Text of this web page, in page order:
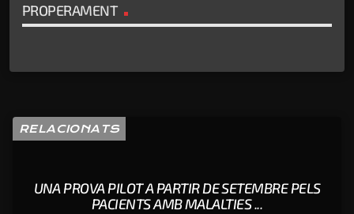
PROPERAMENT
RELACIONATS
UNA PROVA PILOT A PARTIR DE SETEMBRE PELS
PACIENTS AMB MALALTIES ...